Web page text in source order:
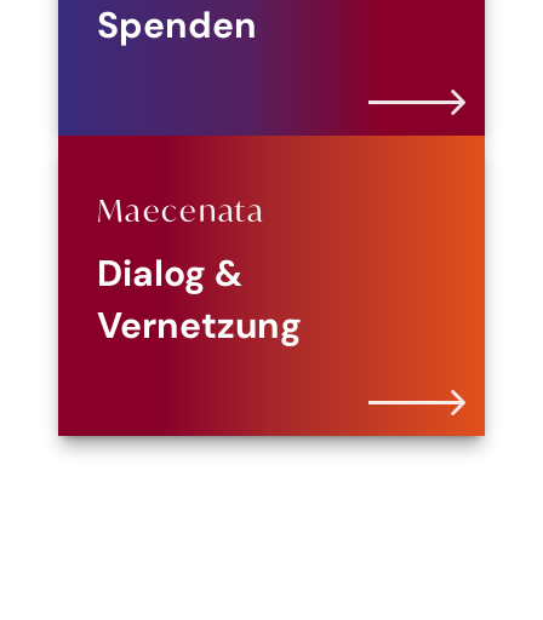
Spenden
Maecenata
Dialog &
Vernetzung